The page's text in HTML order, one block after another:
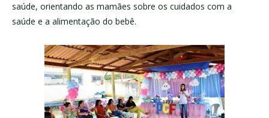
saúde, orientando as mamães sobre os cuidados com a
saúde e a alimentação do bebê.